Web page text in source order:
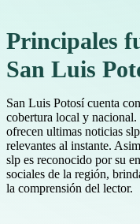
Principales
San Luis
San Luis Potosí cuenta
cobertura local y nacional.
ofrecen ultimas noticias
relevantes al instante.
slp es reconocido por su
sociales de la región,
la comprensión del lector.